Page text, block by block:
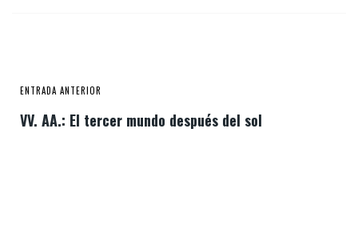
ENTRADA ANTERIOR
VV. AA.: El tercer mundo después del sol